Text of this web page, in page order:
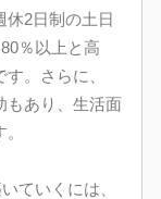
休2日制の土日
％以上と高
。さらに、
もあり、生活面
ていくには、